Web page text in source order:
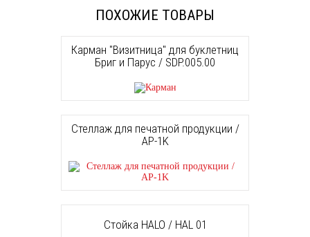
ПОХОЖИЕ ТОВАРЫ
Карман "Визитница" для буклетниц
Бриг и Парус / SDP.005.00
Стеллаж для печатной продукции /
AP-1K
Стойка HALO / HAL 01